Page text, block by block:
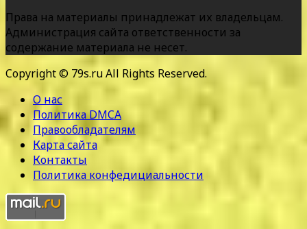
Права на материалы принадлежат их владельцам.
Администрация сайта ответственности за
содержание материала не несет.
Copyright © 79s.ru All Rights Reserved.
О нас
Политика DMCA
Правообладателям
Карта сайта
Контакты
Политика конфедициальности